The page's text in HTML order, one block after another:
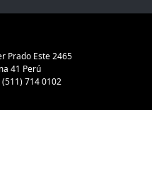
Prado Este 2465
41 Perú
714 0102